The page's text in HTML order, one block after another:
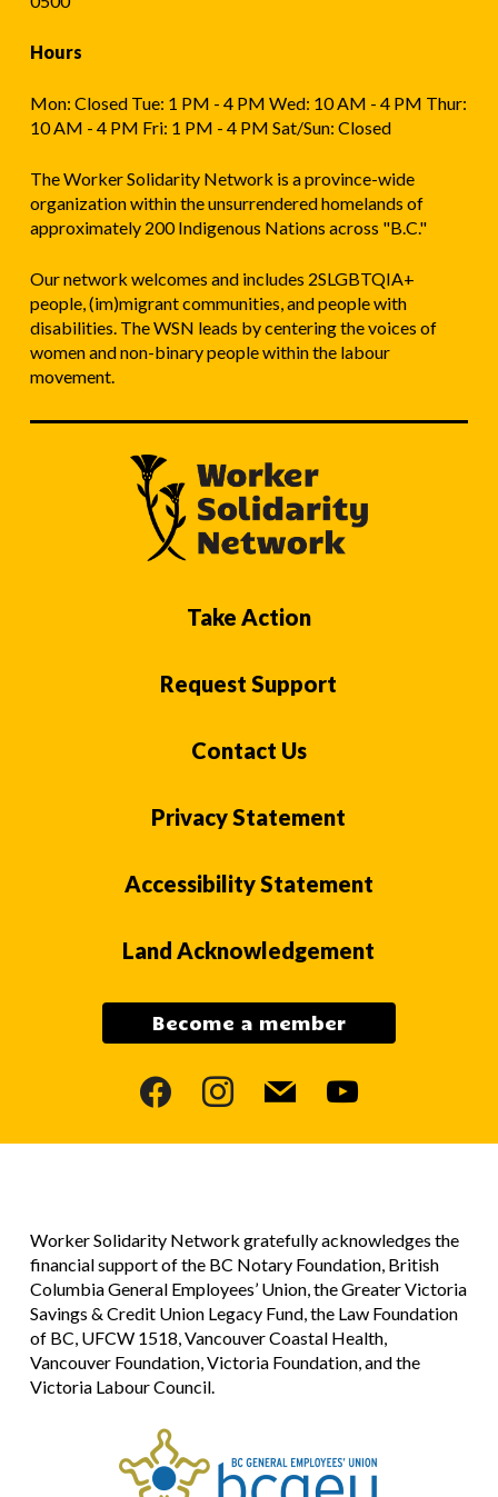
Hours
Mon: Closed Tue: 1 PM - 4 PM Wed: 10 AM - 4 PM Thur:
10 AM - 4 PM Fri: 1 PM - 4 PM Sat/Sun: Closed
The Worker Solidarity Network is a province-wide
organization within the unsurrendered homelands of
approximately 200 Indigenous Nations across "B.C."
Our network welcomes and includes 2SLGBTQIA+
people, (im)migrant communities, and people with
disabilities. The WSN leads by centering the voices of
women and non-binary people within the labour
movement.
Take Action
Request Support
Contact Us
Privacy Statement
Accessibility Statement
Land Acknowledgement
Become a member
facebookinstagram
mail youtube
Worker Solidarity Network gratefully acknowledges the
financial support of the BC Notary Foundation, British
Columbia General Employees’ Union, the Greater Victoria
Savings & Credit Union Legacy Fund, the Law Foundation
of BC, UFCW 1518, Vancouver Coastal Health,
Vancouver Foundation, Victoria Foundation, and the
Victoria Labour Council.